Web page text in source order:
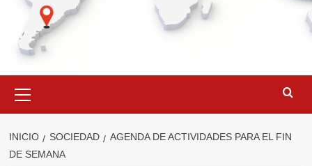
primario
INICIO SOCIEDAD
AGENDA DE ACTIVIDADES PARA EL FIN
DE SEMANA